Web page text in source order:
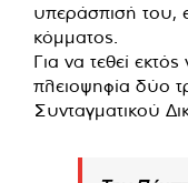
υπεράσπισή του,
κόμματος.
Για να τεθεί
πλειοψηφία δύο
Συνταγματικού